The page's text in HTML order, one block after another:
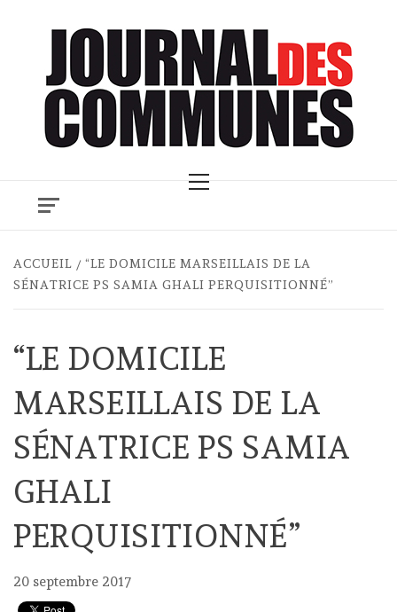
Menu
ACCUEIL
“LE DOMICILE MARSEILLAIS DE LA
SÉNATRICE PS SAMIA GHALI PERQUISITIONNÉ”
“LE DOMICILE
MARSEILLAIS DE LA
SÉNATRICE PS SAMIA
GHALI
PERQUISITIONNÉ”
20 septembre 2017